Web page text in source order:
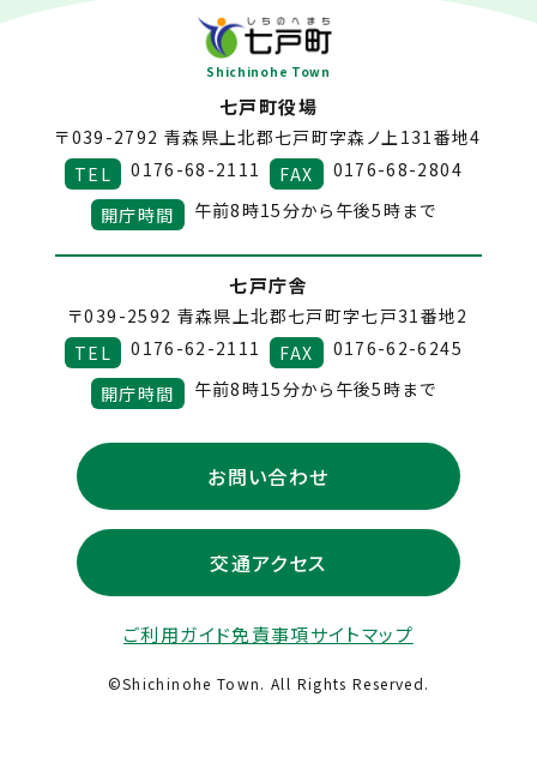
Shichinohe Town
七戸町役場
〒039-2792 青森県上北郡七戸町字森ノ上131番地4
TEL
0176-68-2111 FAX
0176-68-2804
開庁時間
午前8時15分から午後5時まで
七戸庁舎
〒039-2592 青森県上北郡七戸町字七戸31番地2
TEL
0176-62-2111 FAX
0176-62-6245
開庁時間
午前8時15分から午後5時まで
お問い合わせ
交通アクセス
ご利用ガイド免責事項サイトマップ
©Shichinohe Town. All Rights Reserved.